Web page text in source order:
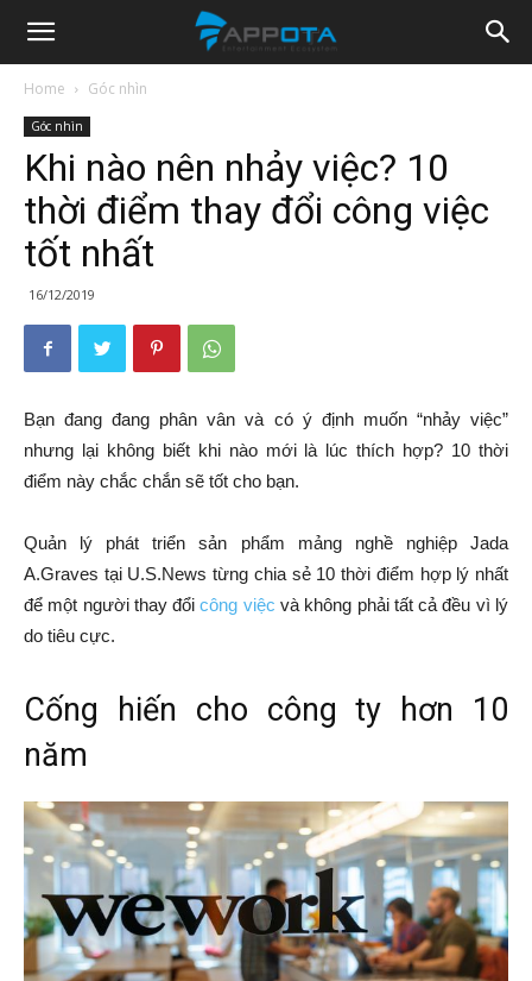
Appota
News
Home Góc nhìn
Góc nhìn
Khi nào nên nhảy việc? 10
thời điểm thay đổi công việc
tốt nhất
16/12/2019
Bạn đang đang phân vân và có ý định muốn “nhảy việc”
nhưng lại không biết khi nào mới là lúc thích hợp? 10 thời
điểm này chắc chắn sẽ tốt cho bạn.
Quản lý phát triển sản phẩm mảng nghề nghiệp Jada
A.Graves tại U.S.News từng chia sẻ 10 thời điểm hợp lý nhất
để một người thay đổicông việc và không phải tất cả đều vì lý
do tiêu cực.
Cống hiến cho công ty hơn 10
năm